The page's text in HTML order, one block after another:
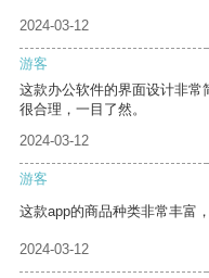
2024-03-12
游客
这款办公软件的界面设计非
很合理，一目了然。
2024-03-12
游客
这款app的商品种类非常丰富
2024-03-12